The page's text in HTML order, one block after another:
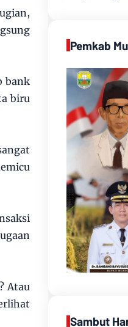
bank
biru
Atau
Pemkab
Sambut